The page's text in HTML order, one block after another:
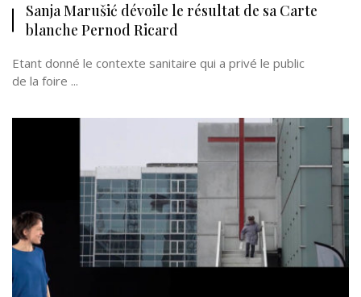
Sanja Marušić dévoile le résultat de sa Carte
blanche Pernod Ricard
Etant donné le contexte sanitaire qui a privé le public
de la foire ...